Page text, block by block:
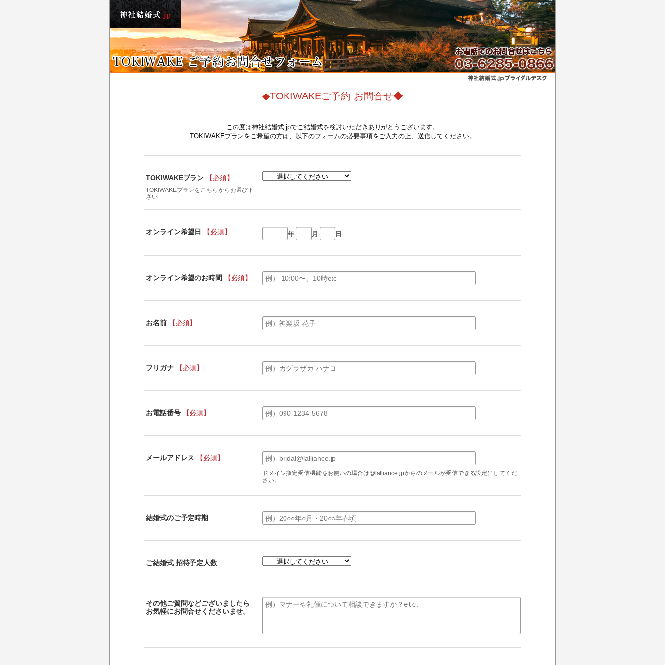
◆TOKIWAKEご予約 お問合せ◆
この度は神社結婚式.jpでご結婚式を検討いただきありがとうございます。
TOKIWAKEプランをご希望の方は、以下のフォームの必要事項をご入力の上、送信してください。
TOKIWAKEプラン 【必須】
TOKIWAKEプランをこちらからお選び下
さい
オンライン希望日 【必須】 年 月 日
オンライン希望のお時間 【必須】
お名前 【必須】
フリガナ 【必須】
お電話番号 【必須】
メールアドレス 【必須】
ドメイン指定受信機能をお使いの場合は@lalliance.jpからのメールが受信できる設定にしてくだ
さい。
結婚式のご予定時期
ご結婚式 招待予定人数
その他ご質問などございましたら
お気軽にお問合せくださいませ。